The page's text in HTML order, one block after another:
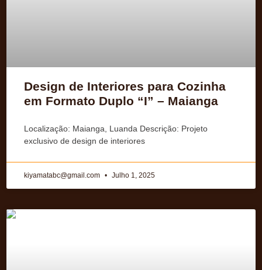
Design de Interiores para Cozinha
em Formato Duplo “I” – Maianga
Localização: Maianga, Luanda Descrição: Projeto
exclusivo de design de interiores
kiyamatabc@gmail.com Julho 1, 2025